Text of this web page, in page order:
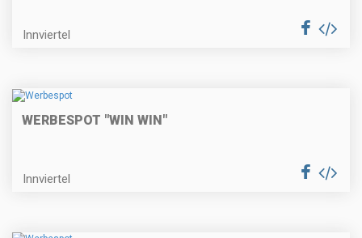
Innviertel
WERBESPOT "WIN WIN"
Innviertel